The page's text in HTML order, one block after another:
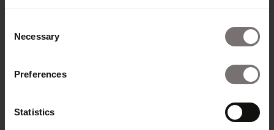
Selection
Necessary
Preferences
Statistics
permettre à la marque de croître et d’évoluer.
croissance constante en nombre d’utilisateurs et
en popularité, et continue d’apporter de la valeur
Le Brand Hub de Nationwide a enregistré une